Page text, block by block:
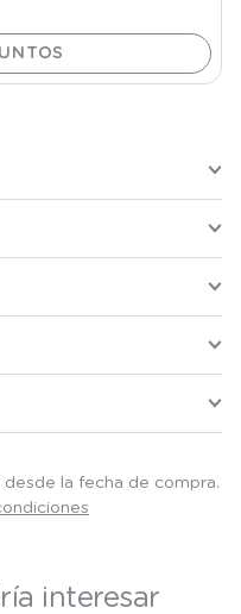
desde la fecha de compra.
interesar